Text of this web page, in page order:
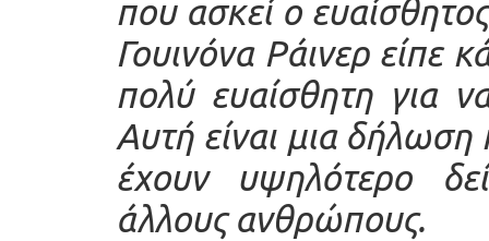
που ασκεί ο
Γουινόνα Ράινερ είπε
πολύ ευαίσθητη για
Αυτή είναι μια δήλωση
έχουν υψηλότερο
άλλους ανθρώπους.